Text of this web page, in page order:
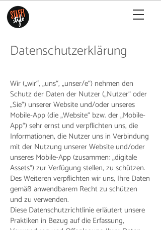
Datenschutzerklärung
Wir („wir“, „uns“, „unser/e“) nehmen den
Schutz der Daten der Nutzer („Nutzer“ oder
„Sie“) unserer Website und/oder unseres
Mobile-App (die „Website“ bzw. der „Mobile-
App“) sehr ernst und verpflichten uns, die
Informationen, die Nutzer uns in Verbindung
mit der Nutzung unserer Website und/oder
unseres Mobile-App (zusammen: „digitale
Assets“) zur Verfügung stellen, zu schützen.
Des Weiteren verpflichten wir uns, Ihre Daten
gemäß anwendbarem Recht zu schützen
und zu verwenden.
Diese Datenschutzrichtlinie erläutert unsere
Praktiken in Bezug auf die Erfassung,